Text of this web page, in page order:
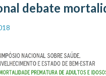
debate